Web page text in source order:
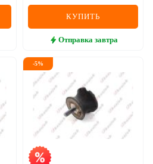
КУПИТЬ
Отправка завтра
-5%